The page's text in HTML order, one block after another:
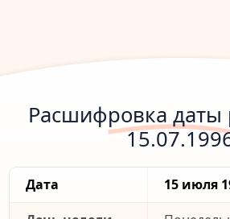
Расшифровка даты
Дата
15 июля